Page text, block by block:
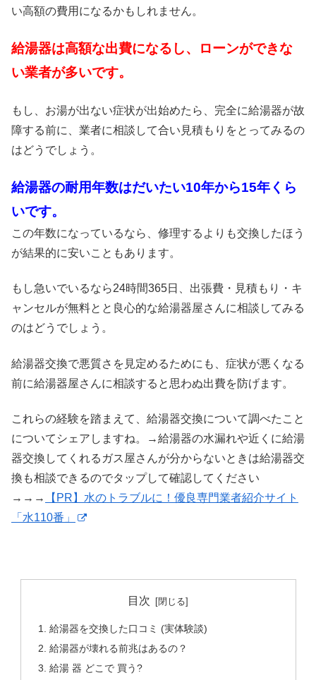
い高額の費用になるかもしれません。
給湯器は高額な出費になるし、ローンができな
い業者が多いです。
もし、お湯が出ない症状が出始めたら、完全に給湯器が故
障する前に、業者に相談して合い見積もりをとってみるの
はどうでしょう。
給湯器の耐用年数はだいたい10年から15年くら
いです。
この年数になっているなら、修理するよりも交換したほう
が結果的に安いこともあります。
もし急いでいるなら24時間365日、出張費・見積もり・キ
ャンセルが無料とと良心的な給湯器屋さんに相談してみる
のはどうでしょう。
給湯器交換で悪質さを見定めるためにも、症状が悪くなる
前に給湯器屋さんに相談すると思わぬ出費を防げます。
これらの経験を踏まえて、給湯器交換について調べたこと
についてシェアしますね。→給湯器の水漏れや近くに給湯
器交換してくれるガス屋さんが分からないときは給湯器交
換も相談できるのでタップして確認してください
→→→
【PR】水のトラブルに！優良専門業者紹介サイト
「水110番」
目次
給湯器を交換した口コミ (実体験談)
給湯器が壊れる前兆はあるの？
給湯 器 どこで 買う?